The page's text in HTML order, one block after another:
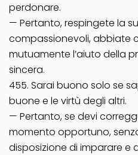
perdonare.
— Pertanto, respingete la
compassionevoli, abbiate
mutuamente l’aiuto della
sincera.
455. Sarai buono solo se
buone e le virtù degli altri.
— Pertanto, se devi
momento opportuno,
disposizione di imparare e